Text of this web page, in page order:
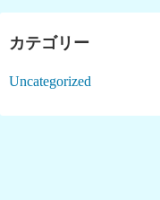
カテゴリー
Uncategorized